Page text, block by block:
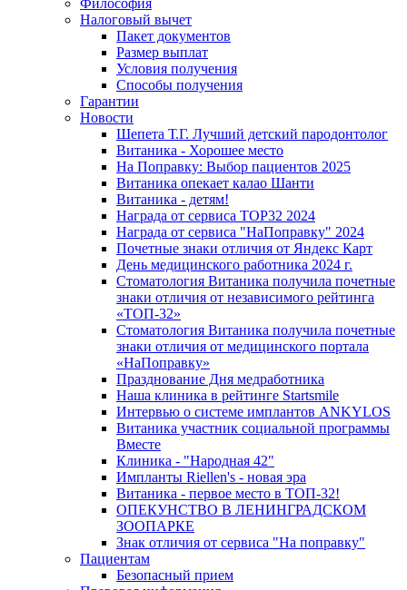
Философия
Налоговый вычет
Пакет документов
Размер выплат
Условия получения
Способы получения
Гарантии
Новости
Шепета Т.Г. Лучший детский пародонтолог
Витаника - Хорошее место
На Поправку: Выбор пациентов 2025
Витаника опекает калао Шанти
Витаника - детям!
Награда от сервиса TOP32 2024
Награда от сервиса "НаПоправку" 2024
Почетные знаки отличия от Яндекс Карт
День медицинского работника 2024 г.
Стоматология Витаника получила почетные
знаки отличия от независимого рейтинга
«ТОП-32»
Стоматология Витаника получила почетные
знаки отличия от медицинского портала
«НаПоправку»
Празднование Дня медработника
Наша клиника в рейтинге Startsmile
Интервью о системе имплантов ANKYLOS
Витаника участник социальной программы
Вместе
Клиника - "Народная 42"
Импланты Riellen's - новая эра
Витаника - первое место в ТОП-32!
ОПЕКУНСТВО В ЛЕНИНГРАДСКОМ
ЗООПАРКЕ
Знак отличия от сервиса "На поправку"
Пациентам
Безопасный прием